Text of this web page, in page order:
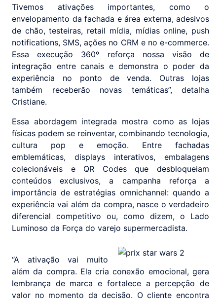
Tivemos ativações importantes, como o
envelopamento da fachada e área externa, adesivos
de chão, testeiras, retail mídia, mídias online, push
notifications, SMS, ações no CRM e no e-commerce.
Essa execução 360º reforça nossa visão de
integração entre canais e demonstra o poder da
experiência no ponto de venda. Outras lojas
também receberão novas temáticas”, detalha
Cristiane.
Essa abordagem integrada mostra como as lojas
físicas podem se reinventar, combinando tecnologia,
cultura pop e emoção. Entre fachadas
emblemáticas, displays interativos, embalagens
colecionáveis e QR Codes que desbloqueiam
conteúdos exclusivos, a campanha reforça a
importância de estratégias omnichannel: quando a
experiência vai além da compra, nasce o verdadeiro
diferencial competitivo ou, como dizem, o Lado
Luminoso da Força do varejo supermercadista.
“A ativação vai muito
além da compra. Ela cria conexão emocional, gera
lembrança de marca e fortalece a percepção de
valor no momento da decisão. O cliente encontra